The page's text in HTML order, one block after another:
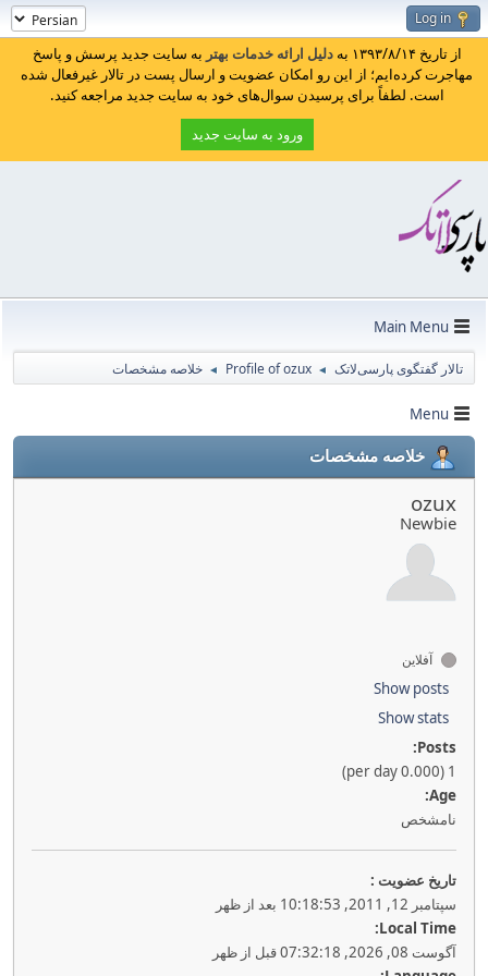
Log in
از تاریخ ۱۳۹۳/۸/۱۴ به دلیل ارائه خدمات بهتر به سایت جدید پرسش و پاسخ
مهاجرت کرده‌ایم؛ از این رو امکان عضویت و ارسال پست در تالار غیرفعال شده
است. لطفاً برای پرسیدن سوال‌های خود به سایت جدید مراجعه کنید.
ورود به سایت جدید
Main Menu
تالار گفتگوی پارسی‌لاتک ◄
Profile of ozux
◄ خلاصه مشخصات
Menu
خلاصه مشخصات
ozux
Newbie
آفلاین
Show posts
Show stats
Posts:
1 (0.000 per day)
Age:
نامشخص
تاريخ عضويت :
سپتامبر 12, 2011, 10:18:53 بعد از ظهر
Local Time:
آگوست 08, 2026, 07:32:18 قبل از ظهر